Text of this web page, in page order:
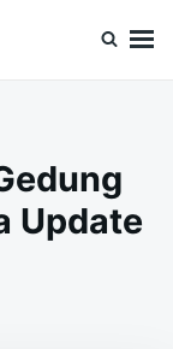
Update